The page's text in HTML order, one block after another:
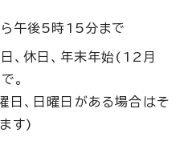
午後5時15分まで
日、休日、年末年始(12月
。
日、日曜日がある場合はそ
す)